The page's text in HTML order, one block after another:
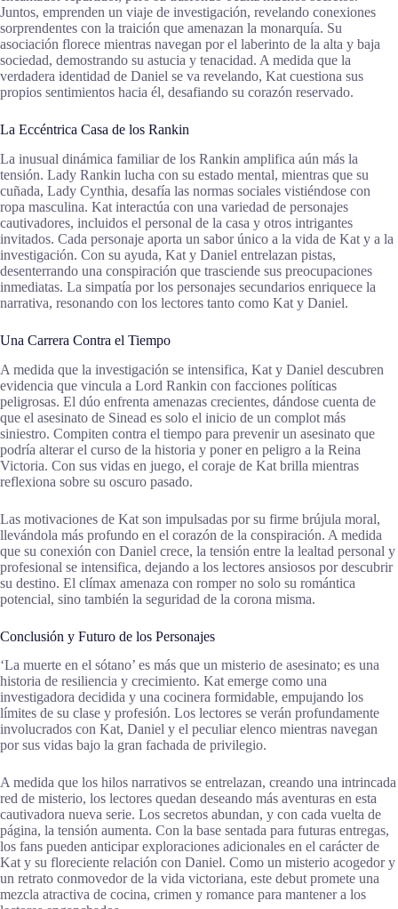
Juntos, emprenden un viaje de investigación, revelando conexiones
sorprendentes con la traición que amenazan la monarquía. Su
asociación florece mientras navegan por el laberinto de la alta y baja
sociedad, demostrando su astucia y tenacidad. A medida que la
verdadera identidad de Daniel se va revelando, Kat cuestiona sus
propios sentimientos hacia él, desafiando su corazón reservado.
La Eccéntrica Casa de los Rankin
La inusual dinámica familiar de los Rankin amplifica aún más la
tensión. Lady Rankin lucha con su estado mental, mientras que su
cuñada, Lady Cynthia, desafía las normas sociales vistiéndose con
ropa masculina. Kat interactúa con una variedad de personajes
cautivadores, incluidos el personal de la casa y otros intrigantes
invitados. Cada personaje aporta un sabor único a la vida de Kat y a la
investigación. Con su ayuda, Kat y Daniel entrelazan pistas,
desenterrando una conspiración que trasciende sus preocupaciones
inmediatas. La simpatía por los personajes secundarios enriquece la
narrativa, resonando con los lectores tanto como Kat y Daniel.
Una Carrera Contra el Tiempo
A medida que la investigación se intensifica, Kat y Daniel descubren
evidencia que vincula a Lord Rankin con facciones políticas
peligrosas. El dúo enfrenta amenazas crecientes, dándose cuenta de
que el asesinato de Sinead es solo el inicio de un complot más
siniestro. Compiten contra el tiempo para prevenir un asesinato que
podría alterar el curso de la historia y poner en peligro a la Reina
Victoria. Con sus vidas en juego, el coraje de Kat brilla mientras
reflexiona sobre su oscuro pasado.
Las motivaciones de Kat son impulsadas por su firme brújula moral,
llevándola más profundo en el corazón de la conspiración. A medida
que su conexión con Daniel crece, la tensión entre la lealtad personal y
profesional se intensifica, dejando a los lectores ansiosos por descubrir
su destino. El clímax amenaza con romper no solo su romántica
potencial, sino también la seguridad de la corona misma.
Conclusión y Futuro de los Personajes
‘La muerte en el sótano’ es más que un misterio de asesinato; es una
historia de resiliencia y crecimiento. Kat emerge como una
investigadora decidida y una cocinera formidable, empujando los
límites de su clase y profesión. Los lectores se verán profundamente
involucrados con Kat, Daniel y el peculiar elenco mientras navegan
por sus vidas bajo la gran fachada de privilegio.
A medida que los hilos narrativos se entrelazan, creando una intrincada
red de misterio, los lectores quedan deseando más aventuras en esta
cautivadora nueva serie. Los secretos abundan, y con cada vuelta de
página, la tensión aumenta. Con la base sentada para futuras entregas,
los fans pueden anticipar exploraciones adicionales en el carácter de
Kat y su floreciente relación con Daniel. Como un misterio acogedor y
un retrato conmovedor de la vida victoriana, este debut promete una
mezcla atractiva de cocina, crimen y romance para mantener a los